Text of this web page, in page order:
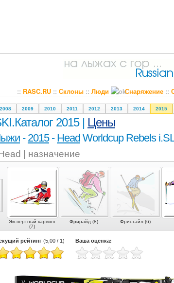
:: RASC.RU:: Склоны:: Люди Снаряжение::
2008 2009 2010 2011 2012 2013 2014 2015
2015 | Цены
- 2015- Head Worldcup Rebels
| назначение
Экспертный карвинг
(7)
Фрирайд (8) Фристайл (6)
рейтинг (5,00 / 1) Ваша оценка: